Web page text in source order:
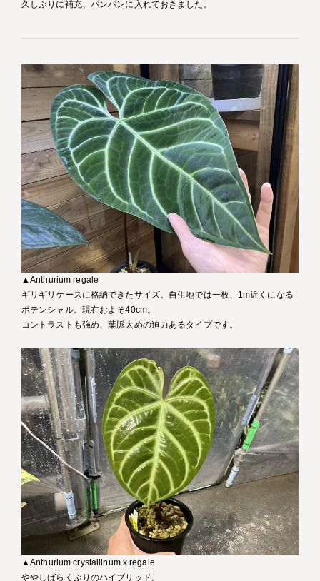
久しぶりに補充、パンパンに入れておきました。
▲Anthurium regale
ギリギリケースに格納できたサイズ。自生地では一枚、1m近くになる
ポテンシャル。現在およそ40cm。
コントラストも強め、葉脈太めの迫力あるタイプです。
▲Anthurium crystallinum x regale
ややしばらくぶりのハイブリッド。